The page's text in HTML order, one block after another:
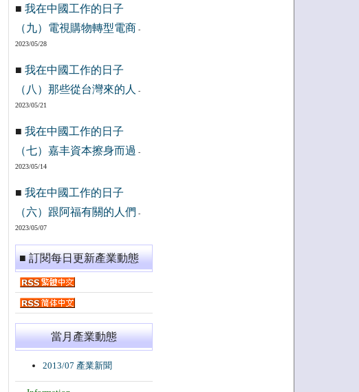
■ 我在中國工作的日子
（九）電視購物轉型電商 -
2023/05/28
■ 我在中國工作的日子
（八）那些從台灣來的人
-
2023/05/21
■ 我在中國工作的日子
（七）嘉丰資本擦身而過 -
2023/05/14
■ 我在中國工作的日子
（六）跟阿福有關的人們 -
2023/05/07
■ 訂閱每日更新產業動態
當月產業動態
2013/07 產業新聞